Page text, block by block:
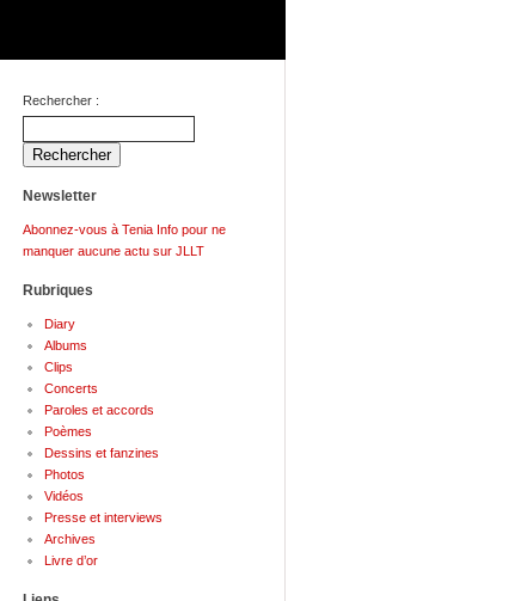
Rechercher :
Newsletter
Abonnez-vous à Tenia Info pour ne
manquer aucune actu sur JLLT
Rubriques
Diary
Albums
Clips
Concerts
Paroles et accords
Poèmes
Dessins et fanzines
Photos
Vidéos
Presse et interviews
Archives
Livre d’or